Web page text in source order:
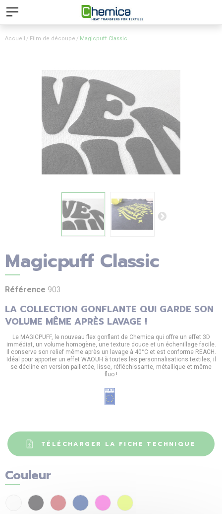
Accueil Film de découpe Magicpuff Classic
Magicpuff Classic
Référence 903
LA COLLECTION GONFLANTE QUI GARDE SON
VOLUME MÊME APRÈS LAVAGE !
Le MAGICPUFF, le nouveau flex gonflant de Chemica qui offre un effet 3D
immédiat, un volume homogène, une texture douce et un échenillage facile.
Il conserve son relief même après un lavage à 40°C et est conforme REACH.
Idéal pour apporter un effet WAOUH à toutes les personnalisations textiles, il
se décline en version pailletée, lisse, réfléchissante, métallique et même
fluo !
TÉLÉCHARGER LA FICHE TECHNIQUE
Couleur